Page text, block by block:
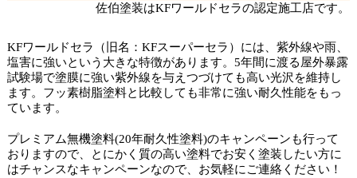
佐伯塗装はKFワールドセラの認定施工店です。
KFワールドセラ（旧名：KFスーパーセラ）には、紫外線や雨、
塩害に強いという大きな特徴があります。5年間に渡る屋外暴露
試験場で塗膜に強い紫外線を与えつづけても高い光沢を維持し
ます。フッ素樹脂塗料と比較しても非常に強い耐久性能をもっ
ています。
プレミアム無機塗料(20年耐久性塗料)のキャンペーンも行って
おりますので、とにかく質の高い塗料でお安く塗装したい方に
はチャンスなキャンペーンなので、お気軽にご連絡ください！